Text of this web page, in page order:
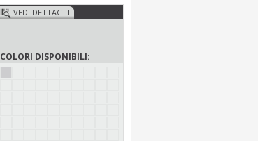
VEDI DETTAGLI
COLORI DISPONIBILI: